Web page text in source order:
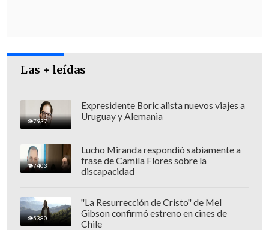
Las + leídas
7937
Expresidente Boric alista nuevos viajes a
Uruguay y Alemania
7403
Lucho Miranda respondió sabiamente a
frase de Camila Flores sobre la
discapacidad
5380
"La Resurrección de Cristo" de Mel
Gibson confirmó estreno en cines de
Chile